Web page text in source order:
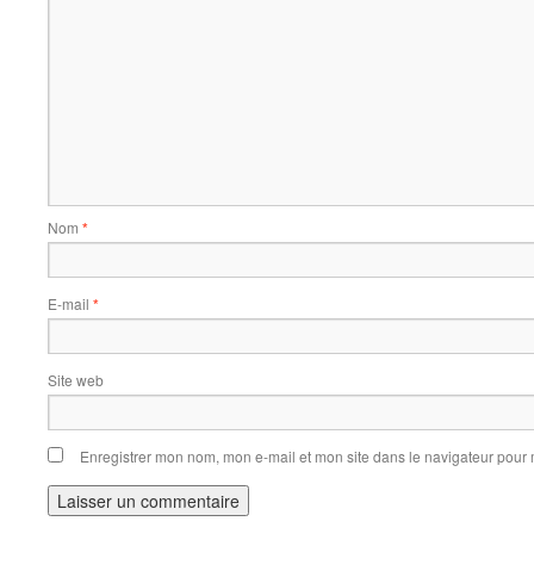
Nom *
E-mail *
Site web
Enregistrer mon nom, mon e-mail et mon site dans le navigateur